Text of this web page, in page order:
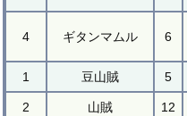
4 ギタンマムル 6
1 豆山賊 5
2 山賊 12